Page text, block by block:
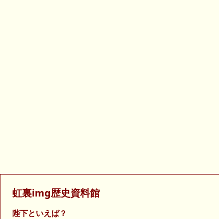
虹裏img歴史資料館
陛下といえば？